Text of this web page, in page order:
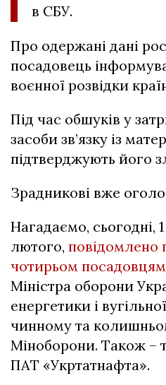
в СБУ.
Про одержані дані
посадовець
воєнної розвідки
Під час обшуків у
засоби зв’язку із
підтверджують його
Зрадникові вже
Нагадаємо, сьогодні, 1
лютого, повідомлено
чотирьом посадовцям
Міністра оборони
енергетики і
чинному та
Міноборони. Також –
ПАТ «Укртатнафта».